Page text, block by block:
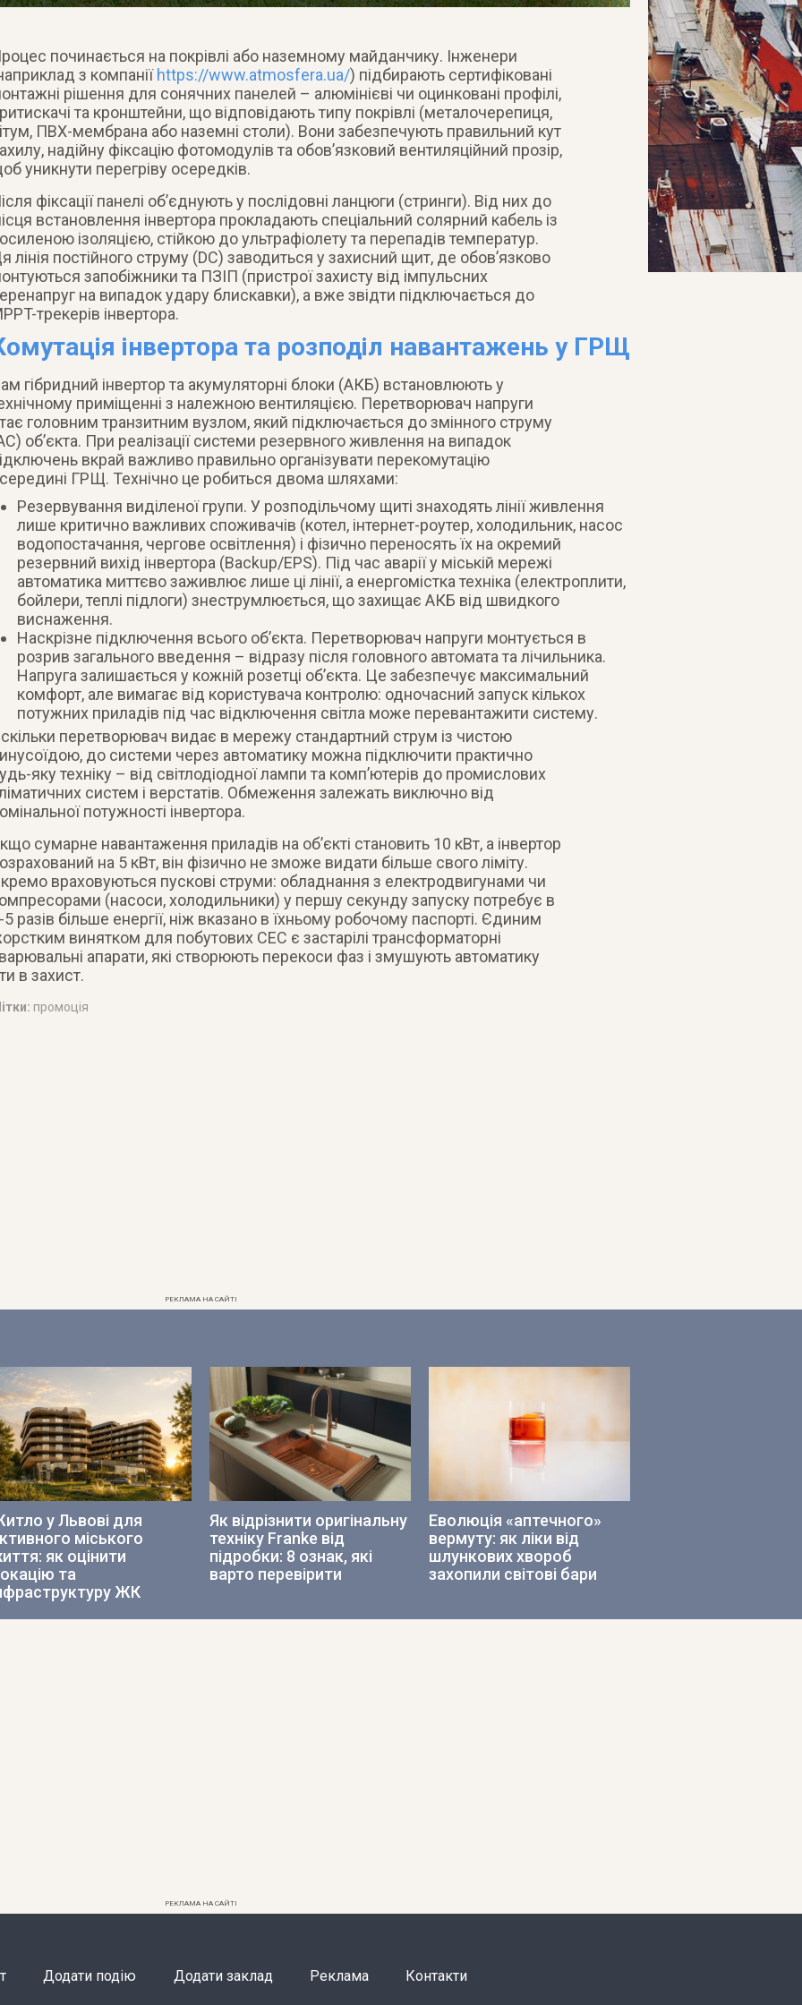
починається на покрівлі або наземному майданчику. Інженери
з компанії https://www.atmosfera.ua/) підбирають сертифіковані
рішення для сонячних панелей – алюмінієві чи оцинковані профілі,
та кронштейни, що відповідають типу покрівлі (металочерепиця,
ПВХ-мембрана або наземні столи). Вони забезпечують правильний кут
надійну фіксацію фотомодулів та обов’язковий вентиляційний прозір,
уникнути перегріву осередків.
фіксації панелі об’єднують у послідовні ланцюги (стринги). Від них до
встановлення інвертора прокладають спеціальний солярний кабель із
ізоляцією, стійкою до ультрафіолету та перепадів температур.
лінія постійного струму (DC) заводиться у захисний щит, де обов’язково
запобіжники та ПЗІП (пристрої захисту від імпульсних
на випадок удару блискавки), а вже звідти підключається до
трекерів інвертора.
інвертора та розподіл навантажень у ГРЩ
гібридний інвертор та акумуляторні блоки (АКБ) встановлюють у
приміщенні з належною вентиляцією. Перетворювач напруги
головним транзитним вузлом, який підключається до змінного струму
об’єкта. При реалізації системи резервного живлення на випадок
вкрай важливо правильно організувати перекомутацію
ГРЩ. Технічно це робиться двома шляхами:
Резервування виділеної групи. У розподільчому щиті знаходять лінії живлення
лише критично важливих споживачів (котел, інтернет-роутер, холодильник, насос
водопостачання, чергове освітлення) і фізично переносять їх на окремий
резервний вихід інвертора (Backup/EPS). Під час аварії у міській мережі
автоматика миттєво заживлює лише ці лінії, а енергомістка техніка (електроплити,
бойлери, теплі підлоги) знеструмлюється, що захищає АКБ від швидкого
виснаження.
Наскрізне підключення всього об’єкта. Перетворювач напруги монтується в
розрив загального введення – відразу після головного автомата та лічильника.
Напруга залишається у кожній розетці об’єкта. Це забезпечує максимальний
комфорт, але вимагає від користувача контролю: одночасний запуск кількох
потужних приладів під час відключення світла може перевантажити систему.
перетворювач видає в мережу стандартний струм із чистою
до системи через автоматику можна підключити практично
яку техніку – від світлодіодної лампи та комп’ютерів до промислових
систем і верстатів. Обмеження залежать виключно від
потужності інвертора.
сумарне навантаження приладів на об’єкті становить 10 кВт, а інвертор
на 5 кВт, він фізично не зможе видати більше свого ліміту.
враховуються пускові струми: обладнання з електродвигунами чи
(насоси, холодильники) у першу секунду запуску потребує в
5 разів більше енергії, ніж вказано в їхньому робочому паспорті. Єдиним
винятком для побутових СЕС є застарілі трансформаторні
апарати, які створюють перекоси фаз і змушують автоматику
в захист.
промоція
РЕКЛАМА НА САЙТІ
у Львові для
міського
як оцінити
та
ЖК
Як відрізнити оригінальну
техніку Franke від
підробки: 8 ознак, які
варто перевірити
Еволюція «аптечного»
вермуту: як ліки від
шлункових хвороб
захопили світові бари
РЕКЛАМА НА САЙТІ
Додати подію Додати заклад Реклама Контакти